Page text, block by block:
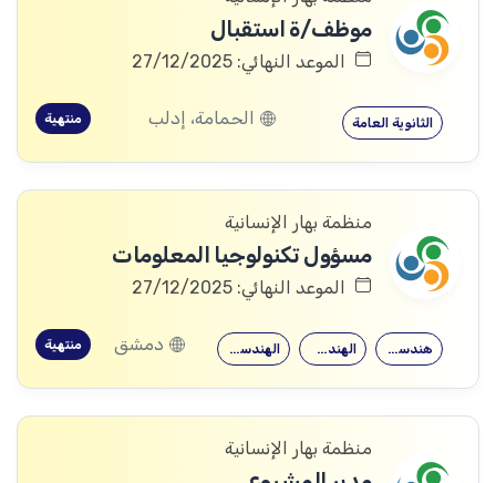
موظف/ة استقبال
الموعد النهائي: 27/12/2025
الثانوية العامة الحمامة، إدلب منتهية
منظمة بهار الإنسانية
مسؤول تكنولوجيا المعلومات
الموعد النهائي: 27/12/2025
الهندسة المعلوماتية الهندسة الكهربائية هندسة الحواسيب دمشق منتهية
منظمة بهار الإنسانية